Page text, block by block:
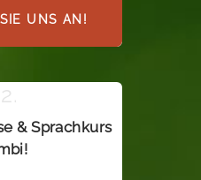
UNS AN!
& Sprachkurs